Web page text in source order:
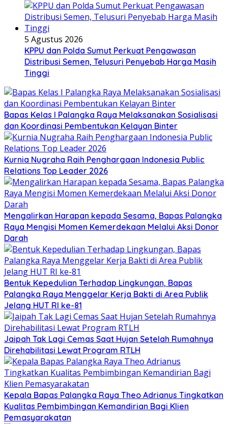
5 Agustus 2026
KPPU dan Polda Sumut Perkuat Pengawasan
Distribusi Semen, Telusuri Penyebab Harga Masih
Tinggi
Bapas Kelas I Palangka Raya Melaksanakan Sosialisasi
dan Koordinasi Pembentukan Kelayan Binter
Kurnia Nugraha Raih Penghargaan Indonesia Public
Relations Top Leader 2026
Mengalirkan Harapan kepada Sesama, Bapas Palangka
Raya Mengisi Momen Kemerdekaan Melalui Aksi Donor
Darah
Bentuk Kepedulian Terhadap Lingkungan, Bapas
Palangka Raya Menggelar Kerja Bakti di Area Publik
Jelang HUT RI ke-81
Jaipah Tak Lagi Cemas Saat Hujan Setelah Rumahnya
Direhabilitasi Lewat Program RTLH
Kepala Bapas Palangka Raya Theo Adrianus Tingkatkan
Kualitas Pembimbingan Kemandirian Bagi Klien
Pemasyarakatan